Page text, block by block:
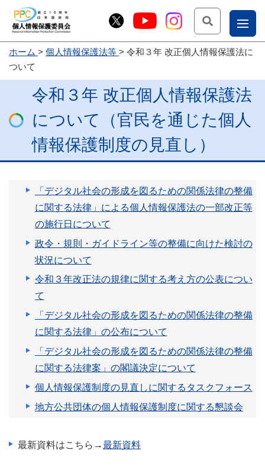
お
問
合
せ
じょ
ー部
ホーム 個人情報保護法等
令和３年 改正個人情報保護法に
ついて
令和３年 改正個人情報保護法
について（官民を通じた個人
情報保護制度の見直し）
「デジタル社会の形成を図るための関係法律の整備
に関する法律」による個人情報保護法の一部改正等
の施行日について
政令・規則・ガイドライン等の整備に向けた検討の
状況について
令和３年改正法の規律に関する考え方の公表につい
て
「デジタル社会の形成を図るための関係法律の整備
に関する法律」の公布について
「デジタル社会の形成を図るための関係法律の整備
に関する法律案」の閣議決定について
個人情報保護制度の見直しに関するタスクフォース
地方公共団体の個人情報保護制度に関する懇談会
最新資料はこちら→最新資料